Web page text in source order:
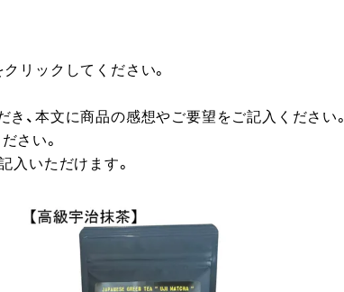
リックしてください。
、本文に商品の感想やご要望をご記入ください。
さい。
入いただけます。